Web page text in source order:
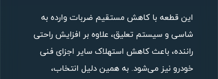
این قطعه با کاهش مستقیم ضربات وارده به
شاسی و سیستم تعلیق، علاوه بر افزایش راحتی
راننده، باعث کاهش استهلاک سایر اجزای فنی
خودرو نیز می‌شود. به همین دلیل انتخاب،